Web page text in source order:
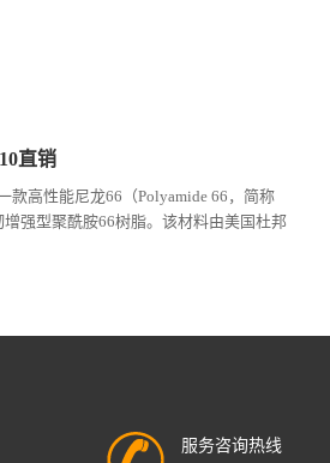
直销
款高性能尼龙66（Polyamide 66，简称
强型聚酰胺66树脂。该材料由美国杜邦
服务咨询热线